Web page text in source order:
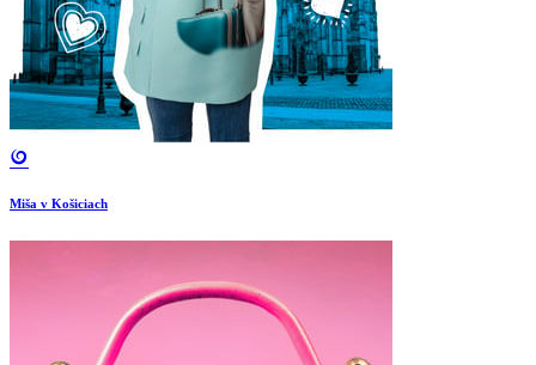
Miša v Košiciach